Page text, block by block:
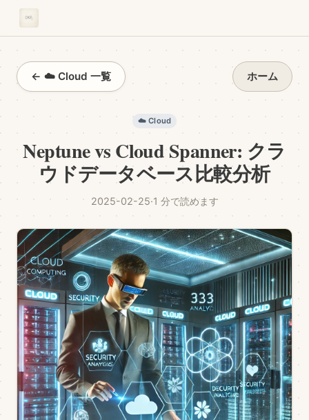
← ☁️ Cloud 一覧 ホーム
☁️ Cloud
Neptune vs Cloud Spanner: クラ
ウドデータベース比較分析
2025-02-25·1 分で読めます